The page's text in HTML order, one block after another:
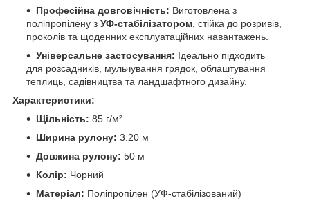
Професійна довговічність: Виготовлена з
поліпропілену з УФ-стабілізатором, стійка до розривів,
проколів та щоденних експлуатаційних навантажень.
Універсальне застосування: Ідеально підходить
для розсадників, мульчування грядок, облаштування
теплиць, садівництва та ландшафтного дизайну.
Характеристики:
Щільність: 85 г/м²
Ширина рулону: 3.20 м
Довжина рулону: 50 м
Колір: Чорний
Матеріал: Поліпропілен (УФ-стабілізований)